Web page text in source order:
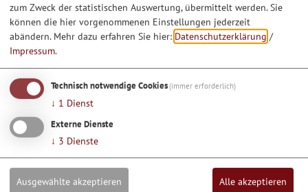
Möchten Sie von Google Maps bereitgestellte externe Inhalte
laden?
zum Zweck der statistischen Auswertung, übermittelt werden. Sie
können die hier vorgenommenen Einstellungen jederzeit
abändern. Mehr dazu erfahren Sie hier: Datenschutzerklärung /
Impressum.
Technisch notwendige Cookies(immer erforderlich)
↓ 1 Dienst
Externe Dienste
↓ 3 Dienste
Ausgewählte akzeptieren Alle akzeptieren